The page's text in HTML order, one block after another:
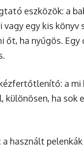
eszközök: a
vagy egy kis könyv
őt, ha nyűgös. Egy
a mi
különösen, ha sok
a használt